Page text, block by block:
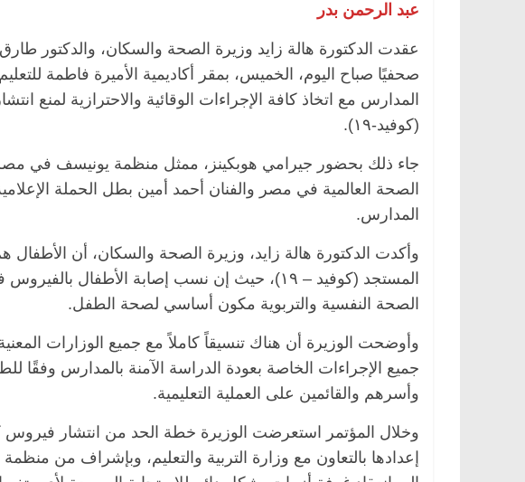
عبد الرحمن بدر
عقدت الدكتورة هالة زايد وزيرة الصحة والسكان، والدكتور طارق
صحفيًا صباح اليوم، الخميس، بمقر أكاديمية الأميرة فاطمة
المدارس مع اتخاذ كافة الإجراءات الوقائية والاحترازية لمنع
(كوفيد-١٩).
جاء ذلك بحضور جيرامي هوبكينز، ممثل منظمة يونيسف في
الصحة العالمية في مصر والفنان أحمد أمين بطل الحملة
المدارس.
وأكدت الدكتورة هالة زايد، وزيرة الصحة والسكان، أن
المستجد (كوفيد – ١٩)، حيث إن نسب إصابة
الصحة النفسية والتربوية مكون أساسي لصحة الطفل.
وأوضحت الوزيرة أن هناك تنسيقاً كاملاً مع جميع الوزارات
جميع الإجراءات الخاصة بعودة الدراسة الآمنة بالمدارس وفقًا
وأسرهم والقائمين على العملية التعليمية.
وخلال المؤتمر استعرضت الوزيرة خطة الحد من انتشار فيروس
إعدادها بالتعاون مع وزارة التربية والتعليم، وبإشراف من